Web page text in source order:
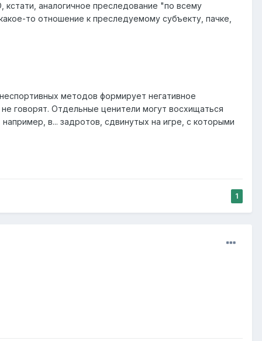
аналогичное преследование "по всему
то отношение к преследуемому субъекту, пачке,
методов формирует негативное
говорят. Отдельные ценители могут восхищаться
в... задротов, сдвинутых на игре, с которыми
1